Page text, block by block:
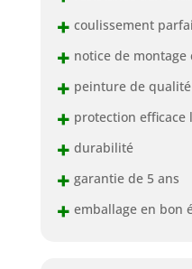
+ coulissement
+ notice de montage
+ peinture de qualité
+ protection
+ durabilité
+ garantie de 5 ans
+ emballage en bon